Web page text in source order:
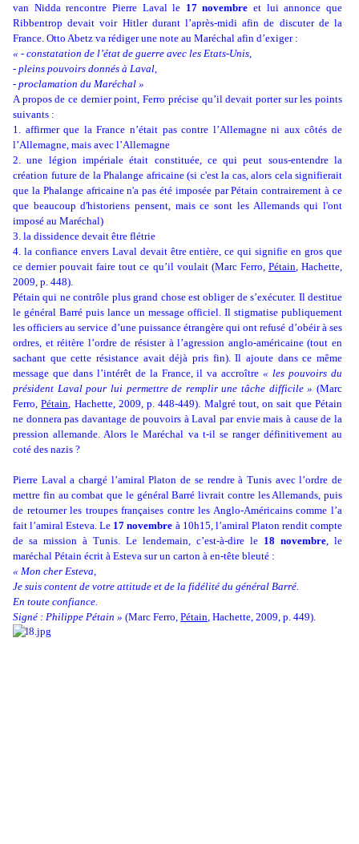
van Nidda rencontre Pierre Laval le 17 novembre et lui annonce que
Ribbentrop devait voir Hitler durant l’après-midi afin de discuter de la
France. Otto Abetz va rédiger une note au Maréchal afin d’exiger :
« - constatation de l’état de guerre avec les Etats-Unis,
- pleins pouvoirs donnés à Laval,
- proclamation du Maréchal »
A propos de ce dernier point, Ferro précise qu’il devait porter sur les points
suivants :
1. affirmer que la France n’était pas contre l’Allemagne ni aux côtés de
l’Allemagne, mais avec l’Allemagne
2. une légion impériale était constituée, ce qui peut sous-entendre la
création future de la Phalange africaine (si c'est la cas, alors cela signifierait
que la Phalange africaine n'a pas été imposée par Pétain contrairement à ce
que beaucoup d'historiens pensent, mais ce sont les Allemands qui l'ont
imposé au Maréchal)
3. la dissidence devait être flétrie
4. la confiance envers Laval devait être entière, ce qui signifie en gros que
ce dernier pouvait faire tout ce qu’il voulait (Marc Ferro, Pétain , Hachette,
2009, p. 448).
Pétain qui ne contrôle plus grand chose est obliger de s’exécuter. Il destitue
le général Barré puis lance un message officiel. Il stigmatise publiquement
les officiers au service d’une puissance étrangère qui ont refusé d’obéir à ses
ordres, et réitère l’ordre de résister à l’agression anglo-américaine (tout en
sachant que cette résistance avait déjà pris fin). Il ajoute dans ce même
message que dans l’intérêt de la France, il va accroître« les pouvoirs du
président Laval pour lui permettre de remplir une tâche difficile » (Marc
Ferro,Pétain , Hachette, 2009, p. 448-449). Malgré tout, on sait que Pétain
ne donnera pas davantage de pouvoirs à Laval par envie mais à cause de la
pression allemande. Alors le Maréchal va t-il se ranger définitivement au
coté des nazis ?
Pierre Laval a chargé l’amiral Platon de se rendre à Tunis avec l’ordre de
mettre fin au combat que le général Barré livrait contre les Allemands, puis
de retourner les troupes françaises contre les Anglo-Américains comme l’a
fait l’amiral Esteva. Le 17 novembre à 10h15, l’amiral Platon rendit compte
de sa mission à Tunis. Le lendemain, c’est-à-dire le 18 novembre , le
maréchal Pétain écrit à Esteva sur un carton à en-tête bleuté :
« Mon cher Esteva,
Je suis content de votre attitude et de la fidélité du général Barré.
En toute confiance.
Signé : Philippe Pétain » (Marc Ferro, Pétain , Hachette, 2009, p. 449).